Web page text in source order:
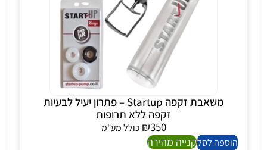
משאבת זקפה Startup – פתרון יעיל לבעיות
זקפה ללא תרופות
₪350
כולל מע"מ
הוספה לסלקנייה מהירה